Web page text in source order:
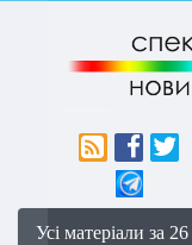
Усі матеріали за